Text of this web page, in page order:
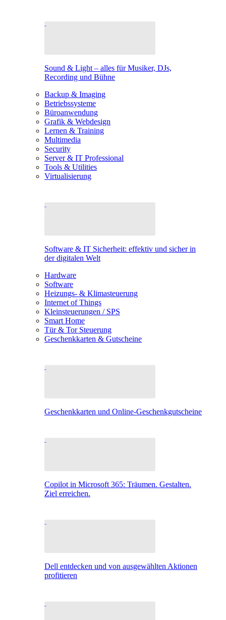
Sound & Light – alles für Musiker, DJs,
Recording und Bühne
Backup & Imaging
Betriebssysteme
Büroanwendung
Grafik & Webdesign
Lernen & Training
Multimedia
Security
Server & IT Professional
Tools & Utilities
Virtualisierung
Software & IT Sicherheit: effektiv und sicher in
der digitalen Welt
Hardware
Software
Heizungs- & Klimasteuerung
Internet of Things
Kleinsteuerungen / SPS
Smart Home
Tür & Tor Steuerung
Geschenkkarten & Gutscheine
Geschenkkarten und Online-Geschenkgutscheine
Copilot in Microsoft 365: Träumen. Gestalten.
Ziel erreichen.
Dell entdecken und von ausgewählten Aktionen
profitieren